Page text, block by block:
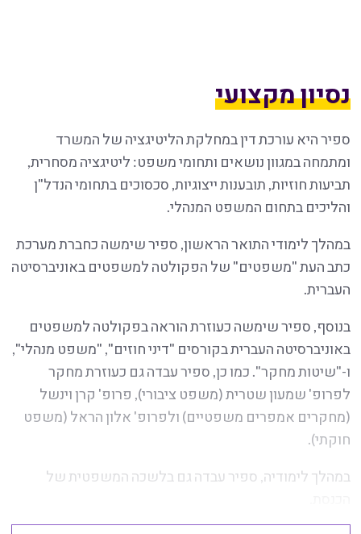
נסיון מקצועי
ספיר היא עורכת דין במחלקת הליטיגציה של המשרד
ומתמחה במגוון נושאים ותחומי משפט: ליטיגציה מסחרית,
תביעות חוזיות, תובענות ייצוגיות, סכסוכים בתחומי הנדל"ן
והליכים בתחום המשפט המנהלי.
במהלך לימודי התואר הראשון, ספיר שימשה כחברת מערכת
כתב העת "משפטים" של הפקולטה למשפטים באוניברסיטה
העברית.
בנוסף, ספיר שימשה כעוזרת הוראה בפקולטה למשפטים
באוניברסיטה העברית בקורסים "דיני חוזים", "משפט מנהלי",
ו-"שיטות מחקר". כמו כן, ספיר עבדה גם כעוזרת מחקר
לפרופ' שמעון שטרית (משפט ציבורי), פרופ' קרן וינשל
(מחקרים אמפרים משפטיים) ולפרופ' אלון הראל (משפט
חוקתי).
במהלך לימודיה, ספיר עבדה גם בלשכה המשפטית של